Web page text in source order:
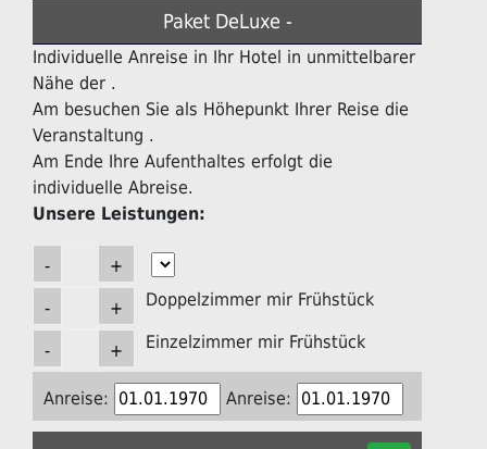
Paket DeLuxe -
Individuelle Anreise in Ihr Hotel in unmittelbarer
Nähe der .
Am besuchen Sie als Höhepunkt Ihrer Reise die
Veranstaltung .
Am Ende Ihre Aufenthaltes erfolgt die
individuelle Abreise.
Unsere Leistungen:
Doppelzimmer mir Frühstück
Einzelzimmer mir Frühstück
Anreise: Anreise: